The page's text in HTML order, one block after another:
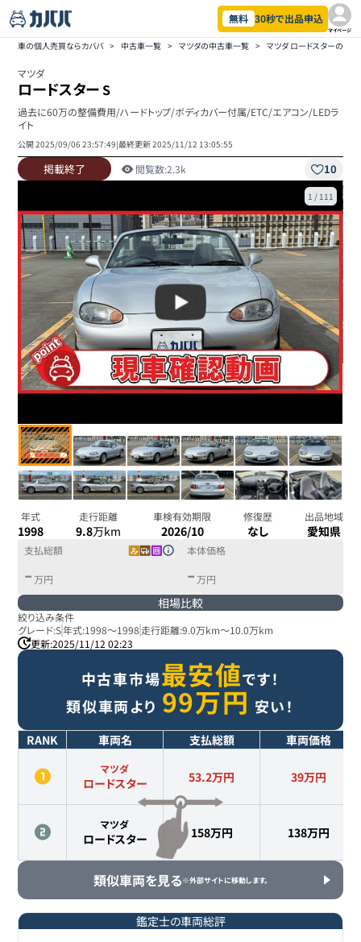
無料 30秒で出品申込
マイページ
車の個人売買ならカババ > 中古車一覧 > マツダの中古車一覧 > マツダ ロードスターの中
マツダ
ロードスターS
過去に60万の整備費用/ハードトップ/ボディカバー付属/ETC/エアコン/LEDラ
イト
公開2025/09/06 23:57:49|最終更新2025/11/12 13:05:55
掲載終了 閲覧数:2.3k 10
1 / 111
年式
1998
走行距離
9.8万km
車検有効期限
2026/10
修復歴
なし
出品地域
愛知県
支払総額
- 万円
本体価格
- 万円
相場比較
絞り込み条件
グレード:S年式:1998～1998 走行距離:9.0万km～10.0万km
更新:2025/11/12 02:23
中古車市場最安値です！
類似車両より 99万円 安い！
RANK 車両名 支払総額 車両価格
マツダ
ロードスター 53.2万円 39万円
マツダ
ロードスター 158万円 138万円
類似車両を見る※外部サイトに移動します。
鑑定士の車両総評